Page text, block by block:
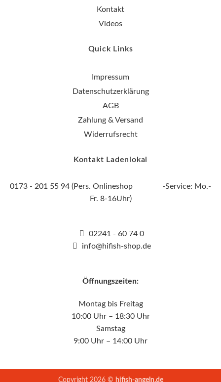
Kontakt
Videos
Quick Links
Impressum
Datenschutzerklärung
AGB
Zahlung & Versand
Widerrufsrecht
Kontakt Ladenlokal
0173 - 201 55 94 (Pers. Onlineshop -Service: Mo.-
Fr. 8-16Uhr)
02241 - 60 74 0
info@hifish-shop.de
Öffnungszeiten:
Montag bis Freitag
10:00 Uhr – 18:30 Uhr
Samstag
9:00 Uhr – 14:00 Uhr
Copyright 2026 © hifish-angeln.de